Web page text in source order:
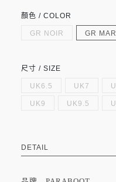
顏色 / COLOR
GR NOIR GR
尺寸 / SIZE
UK6.5 UK7
UK9 UK9.5
DETAIL